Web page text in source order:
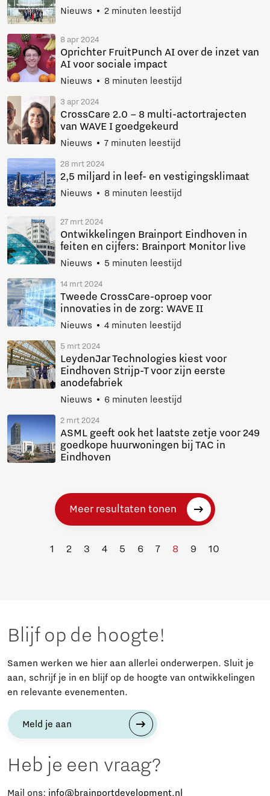
Nieuws 2 minuten leestijd
8 apr 2024
Oprichter FruitPunch AI over de inzet van
AI voor sociale impact
Nieuws 8 minuten leestijd
3 apr 2024
CrossCare 2.0 – 8 multi-actortrajecten
van WAVE I goedgekeurd
Nieuws 7 minuten leestijd
28 mrt 2024
2,5 miljard in leef- en vestigingsklimaat
Nieuws 8 minuten leestijd
27 mrt 2024
Ontwikkelingen Brainport Eindhoven in
feiten en cijfers: Brainport Monitor live
Nieuws 5 minuten leestijd
14 mrt 2024
Tweede CrossCare-oproep voor
innovaties in de zorg: WAVE II
Nieuws 4 minuten leestijd
5 mrt 2024
LeydenJar Technologies kiest voor
Eindhoven Strijp-T voor zijn eerste
anodefabriek
Nieuws 6 minuten leestijd
2 mrt 2024
ASML geeft ook het laatste zetje voor 249
goedkope huurwoningen bij TAC in
Eindhoven
Meer resultaten tonen
1 2 3 4 5 6 7 8 9 10
Blijf op de hoogte!
Samen werken we hier aan allerlei onderwerpen. Sluit je
aan, schrijf je in en blijf op de hoogte van ontwikkelingen
en relevante evenementen.
Meld je aan
Heb je een vraag?
Mail ons: info@brainportdevelopment.nl